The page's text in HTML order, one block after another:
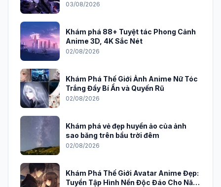
03/08/2026
Khám phá 88+ Tuyệt tác Phong Cảnh
Anime 3D, 4K Sắc Nét
02/08/2026
Khám Phá Thế Giới Ảnh Anime Nữ Tóc
Trắng Đầy Bí Ẩn và Quyến Rũ
02/08/2026
Khám phá vẻ đẹp huyền ảo của ảnh
sao băng trên bầu trời đêm
02/08/2026
Khám Phá Thế Giới Avatar Anime Đẹp:
Tuyển Tập Hình Nền Độc Đáo Cho Năm